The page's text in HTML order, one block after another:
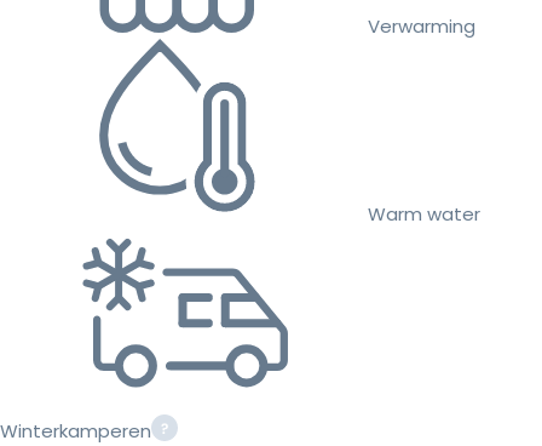
Verwarming
Warm water
Winterkamperen